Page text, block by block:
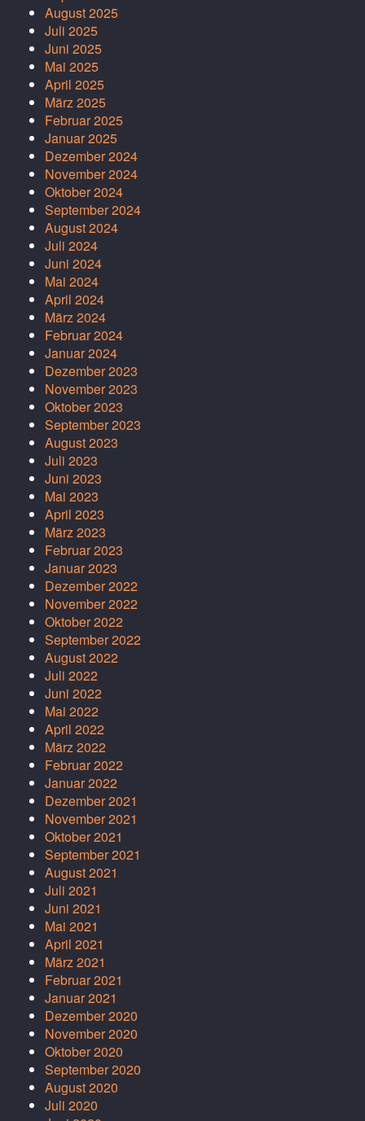
August 2025
Juli 2025
Juni 2025
Mai 2025
April 2025
März 2025
Februar 2025
Januar 2025
Dezember 2024
November 2024
Oktober 2024
September 2024
August 2024
Juli 2024
Juni 2024
Mai 2024
April 2024
März 2024
Februar 2024
Januar 2024
Dezember 2023
November 2023
Oktober 2023
September 2023
August 2023
Juli 2023
Juni 2023
Mai 2023
April 2023
März 2023
Februar 2023
Januar 2023
Dezember 2022
November 2022
Oktober 2022
September 2022
August 2022
Juli 2022
Juni 2022
Mai 2022
April 2022
März 2022
Februar 2022
Januar 2022
Dezember 2021
November 2021
Oktober 2021
September 2021
August 2021
Juli 2021
Juni 2021
Mai 2021
April 2021
März 2021
Februar 2021
Januar 2021
Dezember 2020
November 2020
Oktober 2020
September 2020
August 2020
Juli 2020